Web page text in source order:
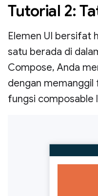
Tutorial 2:
Elemen UI bersifat
satu berada di
Compose, Anda
dengan
fungsi composable